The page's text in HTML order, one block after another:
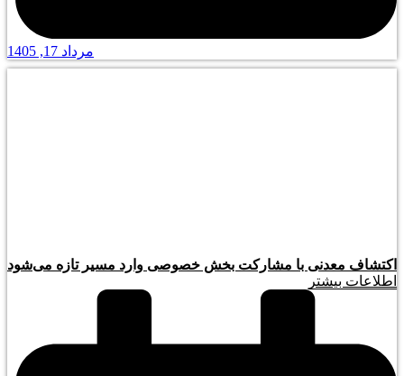
مرداد 17, 1405
اکتشاف معدنی با مشارکت بخش خصوصی وارد مسیر تازه می‌شود
اطلاعات بیشتر